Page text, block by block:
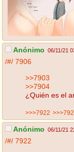
Anónimo 06/11/21
/#/ 7906
>>7903
>>7904
¿Quién es el
>>>7922
Anónimo 06/11/21
/#/ 7922